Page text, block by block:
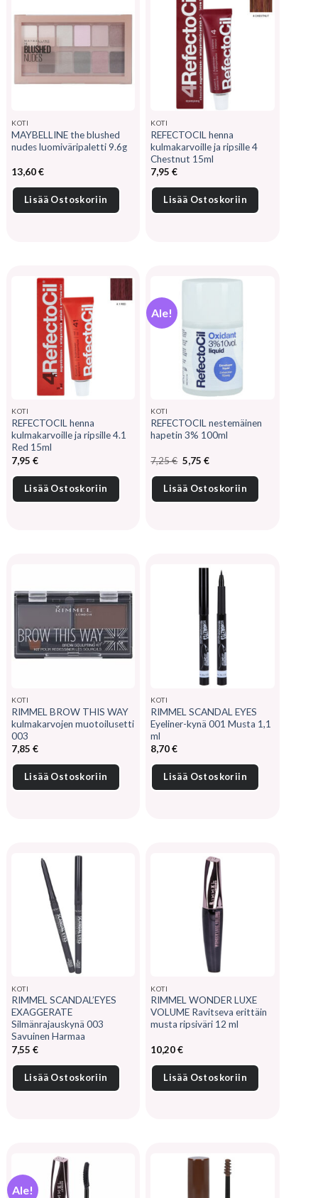
KOTI
MAYBELLINE the blushed
nudes luomiväripaletti 9.6g
13,60€
Lisää Ostoskoriin
KOTI
REFECTOCIL henna
kulmakarvoille ja ripsille 4
Chestnut 15ml
7,95€
Lisää Ostoskoriin
KOTI
REFECTOCIL henna
kulmakarvoille ja ripsille 4.1
Red 15ml
7,95 €
Lisää Ostoskoriin
Ale!
KOTI
REFECTOCIL nestemäinen
hapetin 3% 100ml
7,25€ Alkuperäinen
hinta
oli:
7,25 €.
5,75€Nykyinen
on:
5,75 €.
Lisää Ostoskoriin
KOTI
RIMMEL BROW THIS WAY
kulmakarvojen muotoilusetti
003
7,85 €
Lisää Ostoskoriin
KOTI
RIMMEL SCANDAL EYES
Eyeliner-kynä 001 Musta 1,1
ml
8,70€
Lisää Ostoskoriin
KOTI
RIMMEL SCANDAL’EYES
EXAGGERATE
Silmänrajauskynä 003
Savuinen Harmaa
7,55 €
Lisää Ostoskoriin
KOTI
RIMMEL WONDER LUXE
VOLUME Ravitseva erittäin
musta ripsiväri 12 ml
10,20€
Lisää Ostoskoriin
Ale!